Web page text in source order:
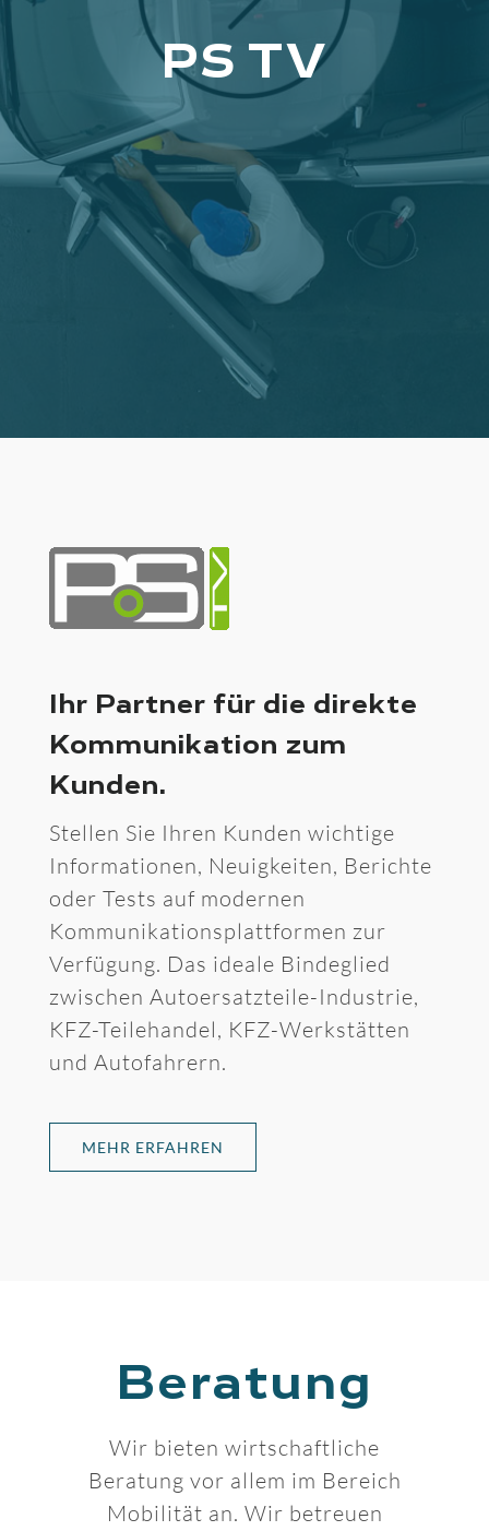
PS TV
Ihr Partner für die direkte
Kommunikation zum
Kunden.
Stellen Sie Ihren Kunden wichtige
Informationen, Neuigkeiten, Berichte
oder Tests auf modernen
Kommunikationsplattformen zur
Verfügung. Das ideale Bindeglied
zwischen Autoersatzteile-Industrie,
KFZ-Teilehandel, KFZ-Werkstätten
und Autofahrern.
MEHR ERFAHREN
Beratung
Wir bieten wirtschaftliche
Beratung vor allem im Bereich
Mobilität an. Wir betreuen